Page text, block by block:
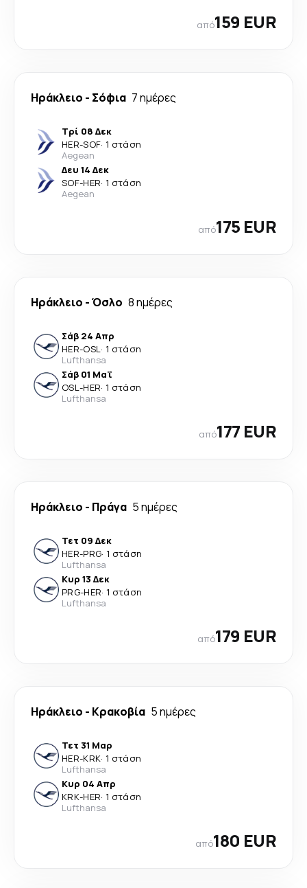
από159 EUR
Ηράκλειο - Σόφια 7 ημέρες
Τρί 08 Δεκ
HER-SOF· 1 στάση
Aegean
Δευ 14 Δεκ
SOF-HER· 1 στάση
Aegean
από175 EUR
Ηράκλειο -Όσλο 8 ημέρες
Σάβ 24 Απρ
HER-OSL· 1 στάση
Lufthansa
Σάβ 01 Μαΐ
OSL-HER· 1 στάση
Lufthansa
από177 EUR
Ηράκλειο - Πράγα 5 ημέρες
Τετ 09 Δεκ
HER-PRG· 1 στάση
Lufthansa
Κυρ 13 Δεκ
PRG-HER· 1 στάση
Lufthansa
από179 EUR
Ηράκλειο - Κρακοβία 5 ημέρες
Τετ 31 Μαρ
HER-KRK· 1 στάση
Lufthansa
Κυρ 04 Απρ
KRK-HER· 1 στάση
Lufthansa
από180 EUR